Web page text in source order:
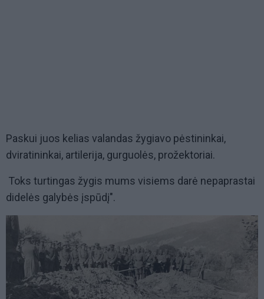
Paskui juos kelias valandas žygiavo pėstininkai,
dviratininkai, artilerija, gurguolės, prožektoriai.
Toks turtingas žygis mums visiems darė nepaprastai
didelės galybės įspūdį".